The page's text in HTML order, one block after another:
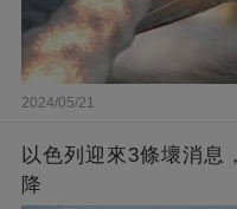
2024/05/21
以色列迎來3條壞消息
降